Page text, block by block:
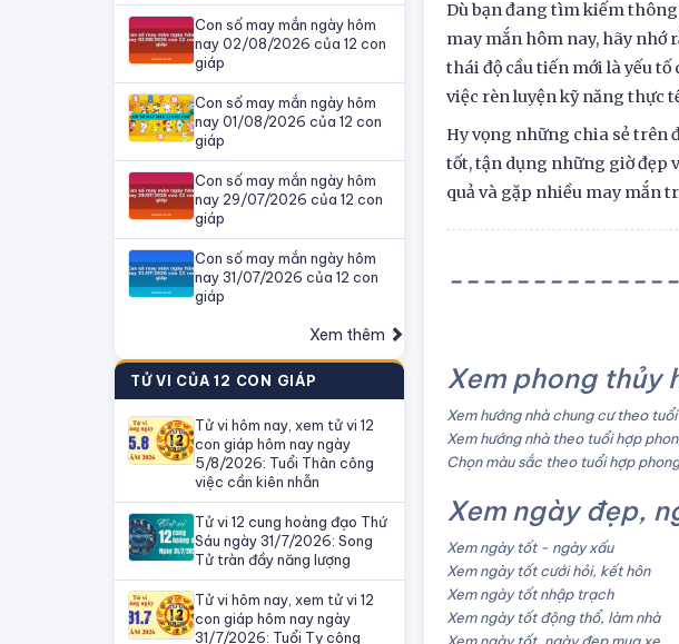
Con số may mắn ngày hôm
nay 02/08/2026 của 12 con
giáp
Con số may mắn ngày hôm
nay 01/08/2026 của 12 con
giáp
Con số may mắn ngày hôm
nay 29/07/2026 của 12 con
giáp
Con số may mắn ngày hôm
nay 31/07/2026 của 12 con
giáp
Xem thêm
TỬ VI CỦA 12 CON GIÁP
Tử vi hôm nay, xem tử vi 12
con giáp hôm nay ngày
5/8/2026: Tuổi Thân công
việc cần kiên nhẫn
Tử vi 12 cung hoàng đạo Thứ
Sáu ngày 31/7/2026: Song
Tử tràn đầy năng lượng
Tử vi hôm nay, xem tử vi 12
con giáp hôm nay ngày
31/7/2026: Tuổi Tỵ công
Dù bạn đang tìm kiếm
may mắn hôm nay, hãy nhớ
thái độ cầu tiến mới là yếu
việc rèn luyện kỹ năng thực
Hy vọng những chia sẻ trên
tốt, tận dụng những giờ đẹp
quả và gặp nhiều may mắn
Xem phong thủy
Xem hướng nhà chung cư theo
Xem hướng nhà theo tuổi hợp
Chọn màu sắc theo tuổi hợp
Xem ngày đẹp,
Xem ngày tốt - ngày xấu
Xem ngày tốt cưới hỏi, kết hôn
Xem ngày tốt nhập trạch
Xem ngày tốt động thổ, làm nhà